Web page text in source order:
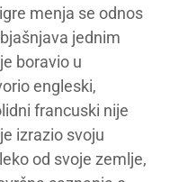
menja se odnos
jednim
boravio u
engleski,
francuski nije
izrazio svoju
od svoje zemlje,